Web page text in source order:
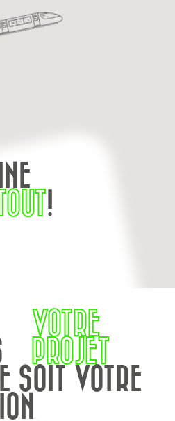
!
VOTRE
PROJET
SOIT VOTRE